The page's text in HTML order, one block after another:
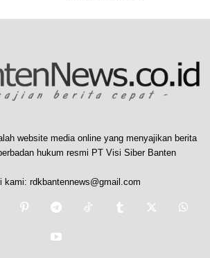
website media online yang menyajikan berita
hukum resmi PT Visi Siber Banten
kami: rdkbantennews@gmail.com